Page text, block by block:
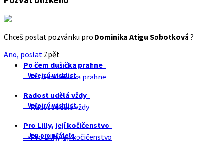
Chceš poslat pozvánku pro Dominika Atigu Sobotková ?
Ano, poslat Zpět
Po čem dušička prahne
Veřejný wishlist
Po čem dušička prahne
Radost udělá vždy
Veřejný wishlist
Radost udělá vždy
Pro Lilly, její kočičenstvo
Jen pro přátele
Pro Lilly, její kočičenstvo